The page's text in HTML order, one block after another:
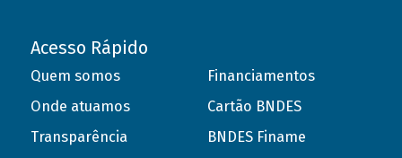
Acesso Rápido
Quem somos
Onde atuamos
Transparência
Financiamentos
Cartão BNDES
BNDES Finame